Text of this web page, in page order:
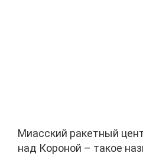
Миасский ракетный
над Короной – такое